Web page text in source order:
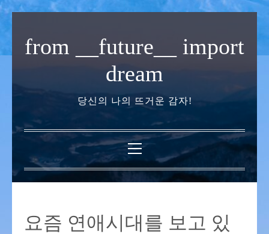
기
from __future__ import
dream
당신의 나의 뜨거운 감자!
기
본
메
뉴
요즘 연애시대를 보고 있